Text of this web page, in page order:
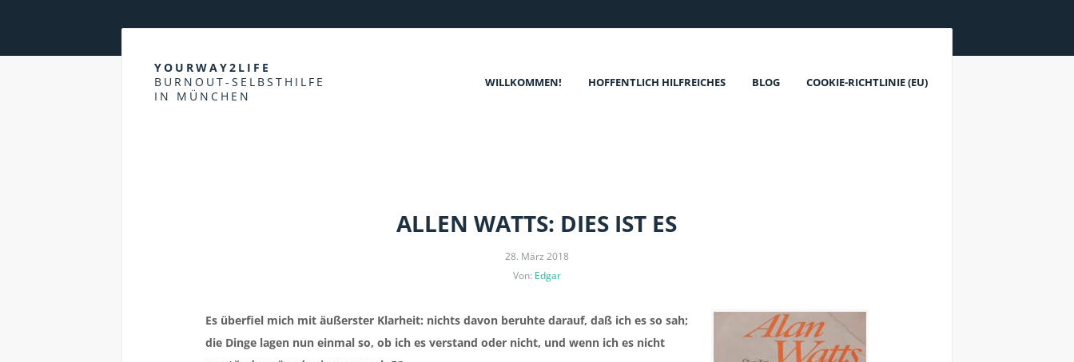
YOURWAY2LIFE
BURNOUT-SELBSTHILFE
IN MÜNCHEN
WILLKOMMEN! HOFFENTLICH HILFREICHES BLOG COOKIE-RICHTLINIE (EU)
ALLEN WATTS: DIES IST ES
28. März 2018
Von: Edgar
Es überfiel mich mit äußerster Klarheit: nichts davon beruhte darauf, daß ich es so sah;
die Dinge lagen nun einmal so, ob ich es verstand oder nicht, und wenn ich es nicht